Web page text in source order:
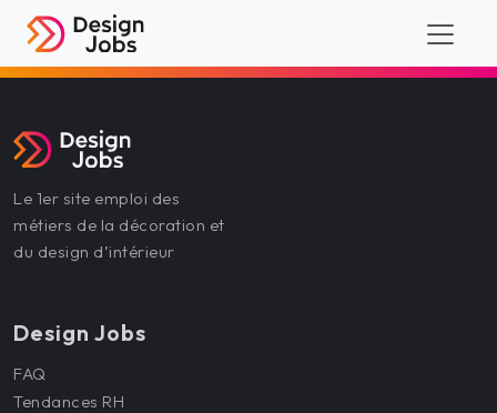
Le 1er site emploi des
métiers de la décoration et
du design d’intérieur
Design Jobs
FAQ
Tendances RH